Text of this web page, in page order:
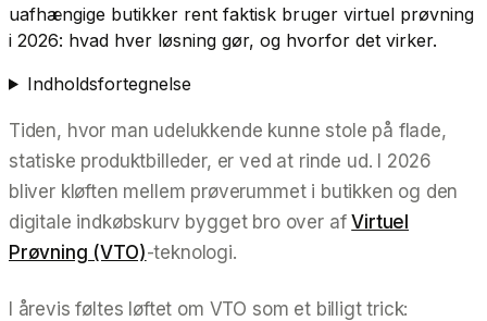
uafhængige butikker rent faktisk bruger virtuel prøvning
i 2026: hvad hver løsning gør, og hvorfor det virker.
Indholdsfortegnelse
Tiden, hvor man udelukkende kunne stole på flade,
statiske produktbilleder, er ved at rinde ud. I 2026
bliver kløften mellem prøverummet i butikken og den
digitale indkøbskurv bygget bro over afVirtuel
Prøvning (VTO)-teknologi.
I årevis føltes løftet om VTO som et billigt trick: